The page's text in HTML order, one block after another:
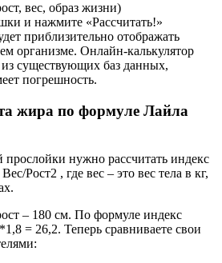
вес, образ жизни)
и нажмите «Рассчитать!»
приблизительно отображать
организме. Онлайн-калькулятор
из существующих баз данных,
погрешность.
жира по формуле Лайла
нужно рассчитать индекс
Рост2 , где вес – это вес тела в кг,
– 180 см. По формуле индекс
= 26,2. Теперь сравниваете свои